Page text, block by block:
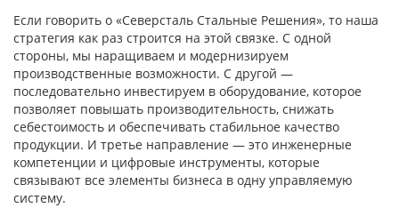
Если говорить о «Северсталь Стальные Решения», то наша
стратегия как раз строится на этой связке. С одной
стороны, мы наращиваем и модернизируем
производственные возможности. С другой —
последовательно инвестируем в оборудование, которое
позволяет повышать производительность, снижать
себестоимость и обеспечивать стабильное качество
продукции. И третье направление — это инженерные
компетенции и цифровые инструменты, которые
связывают все элементы бизнеса в одну управляемую
систему.